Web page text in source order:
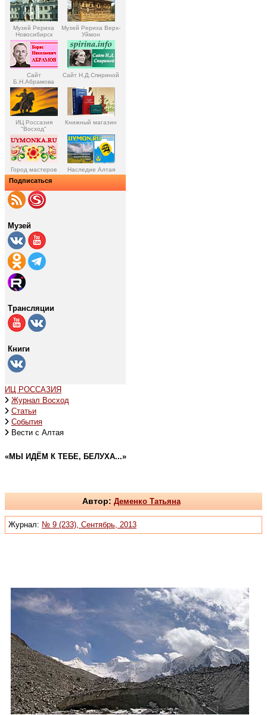
Музей Рериха
Новосибирск
Музей Рериха Верх-
Уймон
Сайт
Б.Н.Абрамова
Сайт Н.Д.Спириной
ИЦ Россазия
"Восход"
Книжный магазин
Город мастеров Наследие Алтая
Подписаться
Музей
Трансляции
Книги
ИЦ РОССАЗИЯ
Журнал Восход
Статьи
События
Вести с Алтая
«МЫ ИДЁМ К ТЕБЕ, БЕЛУХА...»
Автор: Деменко Татьяна
Журнал: № 9 (233), Сентябрь, 2013